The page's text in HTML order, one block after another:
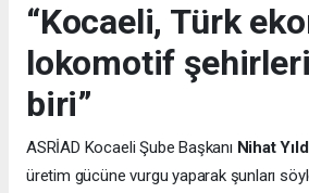
“Kocaeli, Türk
lokomotif
biri”
ASRİAD Kocaeli Şube Başkanı Nihat
üretim gücüne vurgu yaparak şunları